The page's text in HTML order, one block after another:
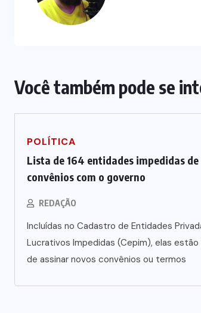
Você também pode se
POLÍTICA
Lista de 164 entidades impedidas
convênios com o governo
REDAÇÃO
Incluídas no Cadastro de Entidades
Lucrativos Impedidas (Cepim), elas estão
de assinar novos convênios ou termos